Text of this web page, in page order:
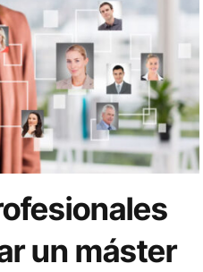
un máster